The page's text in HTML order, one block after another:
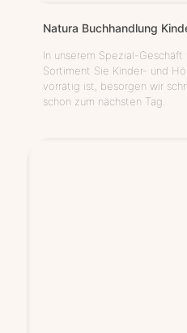
Natu­ra Buch­hand­lung
In unserem Spezial-
Sortiment Sie Kinder- und
vorrätig ist, besorgen wir
schon zum nächsten Tag.